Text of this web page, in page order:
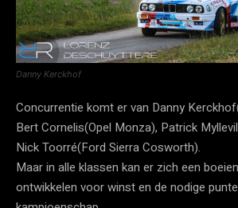
Danny Kerckhof
Concurrentie komt er van Danny
Bert Cornelis(Opel Monza), Patrick
Nick Toorré(Ford Sierra Cosworth).
Maar in alle klassen kan er zich een
ontwikkelen voor winst en de nodige